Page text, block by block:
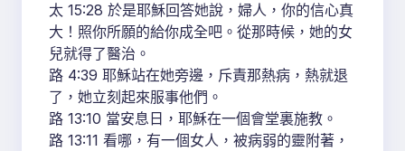
太 15:28 於是耶穌回答她說，婦人，你的信心真
大！照你所願的給你成全吧。從那時候，她的女
兒就得了醫治。
路 4:39 耶穌站在她旁邊，斥責那熱病，熱就退
了，她立刻起來服事他們。
路 13:10 當安息日，耶穌在一個會堂裏施教。
路 13:11 看哪，有一個女人，被病弱的靈附著，